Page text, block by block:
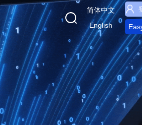
简体中文
English